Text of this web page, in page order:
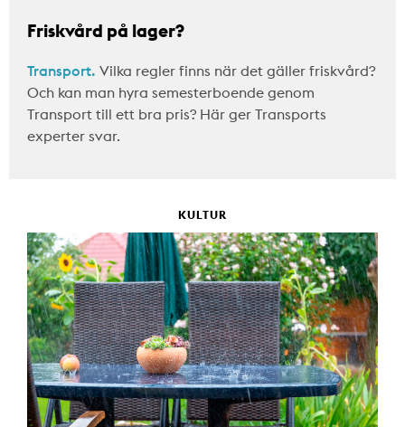
Friskvård på lager?
Transport. Vilka regler finns när det gäller friskvård?
Och kan man hyra semesterboende genom
Transport till ett bra pris? Här ger Transports
experter svar.
KULTUR